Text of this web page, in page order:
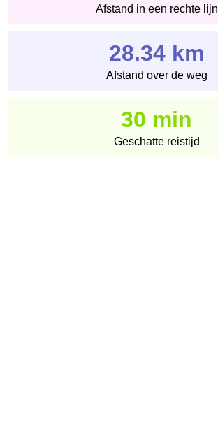
Afstand in een rechte lijn
28.34 km
Afstand over de weg
30 min
Geschatte reistijd